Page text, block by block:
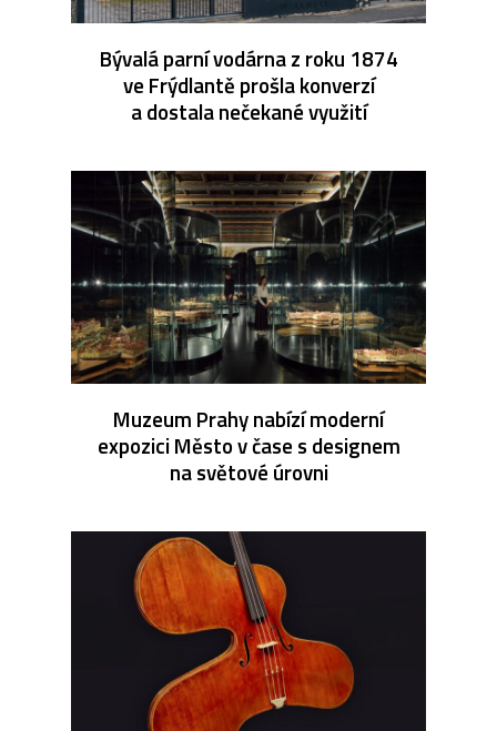
Bývalá parní vodárna z roku 1874
ve Frýdlantě prošla konverzí
a dostala nečekané využití
Muzeum Prahy nabízí moderní
expozici Město v čase s designem
na světové úrovni